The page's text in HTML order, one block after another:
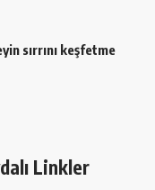
sırrını keşfetme
Linkler